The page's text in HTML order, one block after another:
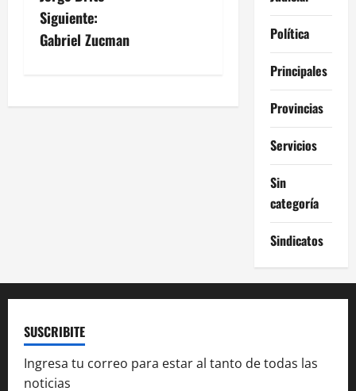
a
v
g
n
d
e
e
Siguiente:
Gabriel Zucman
Política
Principales
Provincias
Servicios
Sin
categoría
Sindicatos
SUSCRIBITE
Ingresa tu correo para estar al tanto de todas las
noticias